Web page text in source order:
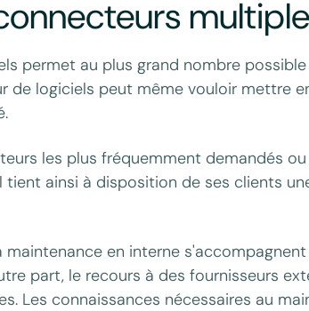
permet au plus grand nombre
de logiciels peut même vouloir mettre
les plus fréquemment demandés
tient ainsi à disposition de ses clients
en interne
part, le recours à des fournisseurs
Les connaissances nécessaires au